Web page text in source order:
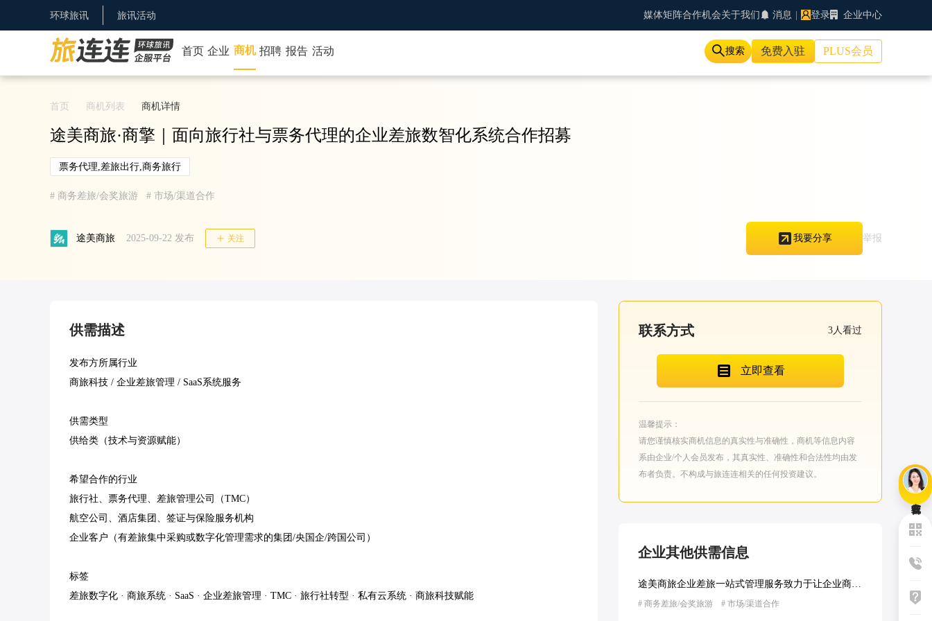
环球旅讯 旅讯活动 媒体矩阵合作机会关于我们 消息 登录 企业中心
首页 企业 商机 招聘 报告 活动 搜索 免费入驻 PLUS会员
首页 商机列表 商机详情
途美商旅·商擎｜面向旅行社与票务代理的企业差旅数智化系统合作招募
票务代理,差旅出行,商务旅行
# 商务差旅/会奖旅游 # 市场/渠道合作
途美商旅 2025-09-22 发布 关注 我要分享 举报
供需描述
发布方所属行业
商旅科技 / 企业差旅管理 / SaaS系统服务
供需类型
供给类（技术与资源赋能）
希望合作的行业
旅行社、票务代理、差旅管理公司（TMC）
航空公司、酒店集团、签证与保险服务机构
企业客户（有差旅集中采购或数字化管理需求的集团/央国企/跨国公司）
标签
差旅数字化 · 商旅系统 · SaaS · 企业差旅管理 · TMC · 旅行社转型 · 私有云系统 · 商旅科技赋能
联系方式 3 人看过
立即查看
温馨提示：
请您谨慎核实商机信息的真实性与准确性，商机等信息内容
系由企业/个人会员发布，其真实性、准确性和合法性均由发
布者负责。不构成与旅连连相关的任何投资建议。
企业其他供需信息
# 商务差旅/会奖旅游 # 市场/渠道合作